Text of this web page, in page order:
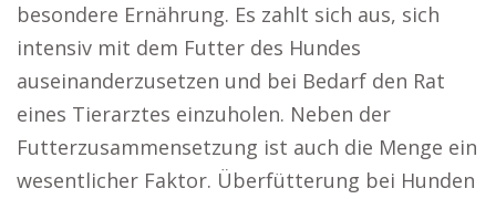
besondere Ernährung. Es zahlt sich aus, sich
intensiv mit dem Futter des Hundes
auseinanderzusetzen und bei Bedarf den Rat
eines Tierarztes einzuholen. Neben der
Futterzusammensetzung ist auch die Menge ein
wesentlicher Faktor. Überfütterung bei Hunden